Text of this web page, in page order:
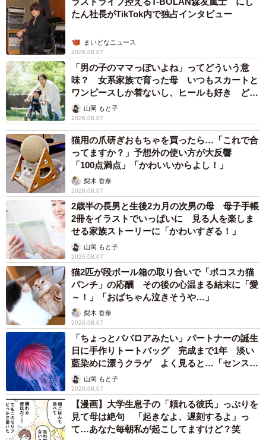
たん社長がTikTok内で独占インタビュー
まいどなニュース
2026.08.07
「男の子のママっぽいよね」ってどういう意
味？ 女系家族で育った母 いつもスカートと
ワンピースしか着ないし、ヒールも好き どの
へんが…
山岡 もと子
2026.08.07
猫用の爪研ぎおもちゃを買ったら…「これで合
ってますか？」予想外の使い方が大反響
「100点満点」「かわいいからよし！」
梨木 香奈
2026.08.07
2歳半の長男と生後2カ月の次男の母 母子手帳
2冊をイラストでいっぱいに 見る人を楽しま
せる家族ストーリーに「かわいすぎる！」
山岡 もと子
2026.08.07
猫2匹が段ボール箱の取り合いで「ポコスカ猫
パンチ」の応酬 その後の心温まる結末に「愛
～！」「おばちゃん泣きそうや…」
梨木 香奈
2026.08.07
「ちょっとババロアみたい」パートナーの誕生
日に手作りトートバッグ 完成まで1年 淡い
藍染めに漂うクラゲ よく見ると…「センスす
ごい」山岡 もと子
2026.08.07
【漫画】大学生息子の「頼れる彼氏」っぷりを
見て母は絶句 「起きなよ、遅刻するよ」っ
て…あなた毎朝私が起こしてますけど？笑